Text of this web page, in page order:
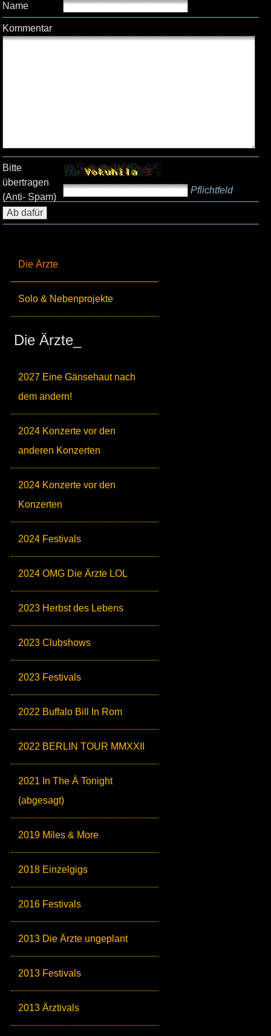
Die Ärzte
Solo & Nebenprojekte
Die Ärzte_
2027 Eine Gänsehaut nach
dem andern!
2024 Konzerte vor den
anderen Konzerten
2024 Konzerte vor den
Konzerten
2024 Festivals
2024 OMG Die Ärzte LOL
2023 Herbst des Lebens
2023 Clubshows
2023 Festivals
2022 Buffalo Bill In Rom
2022 BERLIN TOUR MMXXII
2021 In The Ä Tonight
(abgesagt)
2019 Miles & More
2018 Einzelgigs
2016 Festivals
2013 Die Ärzte ungeplant
2013 Festivals
2013 Ärztivals
Name
Kommentar
Bitte
übertragen
(Anti- Spam)
Pflichtfeld